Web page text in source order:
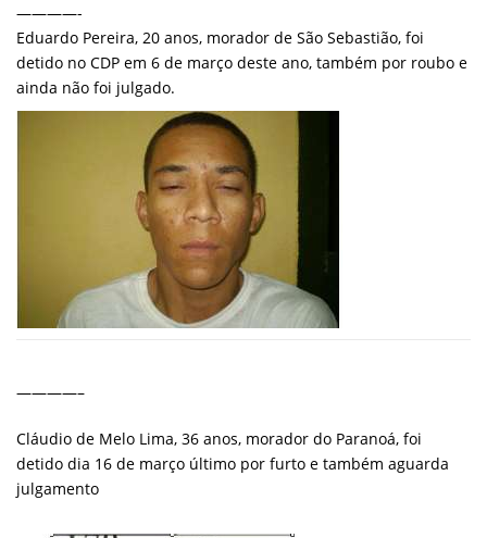
————-
Eduardo Pereira, 20 anos, morador de São Sebastião, foi
detido no CDP em 6 de março deste ano, também por roubo e
ainda não foi julgado.
————–
Cláudio de Melo Lima, 36 anos, morador do Paranoá, foi
detido dia 16 de março último por furto e também aguarda
julgamento